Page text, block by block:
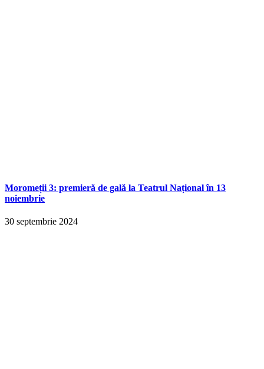
Moromeții 3: premieră de gală la Teatrul Național în 13
noiembrie
30 septembrie 2024